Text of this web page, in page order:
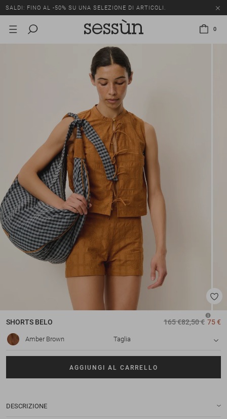
SALDI: FINO AL -50% SU UNA SELEZIONE DI ARTICOLI.
0
SHORTS BELO 165 €82,50 € 75 €
Amber Brown Taglia
AGGIUNGI AL CARRELLO
DESCRIZIONE